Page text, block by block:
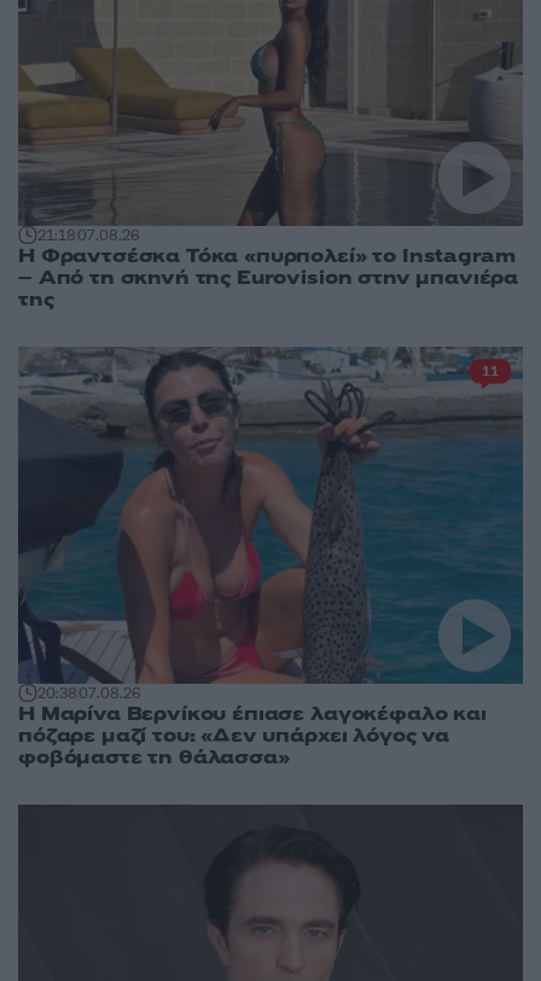
21:1807.08.26
Η Φραντσέσκα Τόκα «πυρπολεί» το Instagram
– Από τη σκηνή της Eurovision στην μπανιέρα
της
20:3807.08.26
Η Μαρίνα Βερνίκου έπιασε λαγοκέφαλο και
πόζαρε μαζί του: «Δεν υπάρχει λόγος να
φοβόμαστε τη θάλασσα»
11